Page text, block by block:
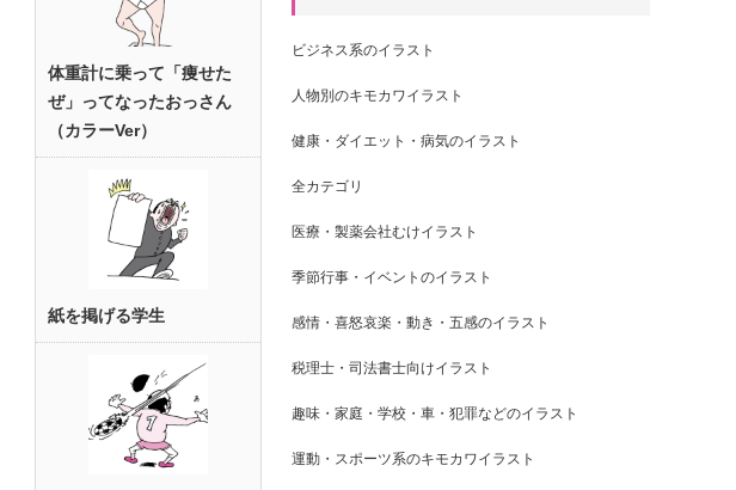
体重計に乗って「痩せた
ぜ」ってなったおっさん
（カラーVer）
紙を掲げる学生
ビジネス系のイラスト
人物別のキモカワイラスト
健康・ダイエット・病気のイラスト
全カテゴリ
医療・製薬会社むけイラスト
季節行事・イベントのイラスト
感情・喜怒哀楽・動き・五感のイラスト
税理士・司法書士向けイラスト
趣味・家庭・学校・車・犯罪などのイラスト
運動・スポーツ系のキモカワイラスト